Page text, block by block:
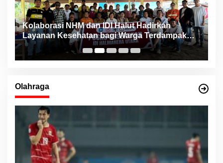
Kolaborasi NHM dan IDI Halut Hadirkan
Layanan Kesehatan bagi Warga Terdampak
Bencana Kao Barat
Olahraga